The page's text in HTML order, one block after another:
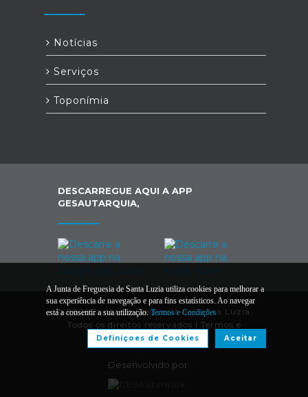
Notícias
Serviços
Toponímia
DESCARREGUE AQUI A APP
GESAUTARQUIA,
© 2026 Junta de Freguesia de Santa Luzia.
Todos os direitos reservados | Termos e
Condições
Desenvolvido por:
A Junta de Freguesia de Santa Luzia utiliza cookies para melhorar a
sua experiência de navegação e para fins estatísticos. Ao navegar
está a consentir a sua utilização.Termos e Condições
Aceitar
Definiçoes de Cookies